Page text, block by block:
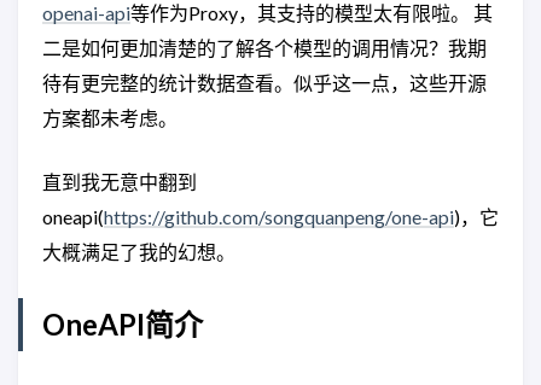
openai-api等作为Proxy，其支持的模型太有限啦。 其
二是如何更加清楚的了解各个模型的调用情况？我期
待有更完整的统计数据查看。似乎这一点，这些开源
方案都未考虑。
直到我无意中翻到
oneapi(https://github.com/songquanpeng/one-api)，它
大概满足了我的幻想。
OneAPI简介